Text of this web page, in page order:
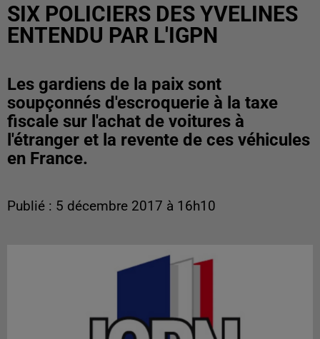
SIX POLICIERS DES YVELINES
ENTENDU PAR L'IGPN
Les gardiens de la paix sont
soupçonnés d'escroquerie à la taxe
fiscale sur l'achat de voitures à
l'étranger et la revente de ces véhicules
en France.
Publié : 5 décembre 2017 à 16h10